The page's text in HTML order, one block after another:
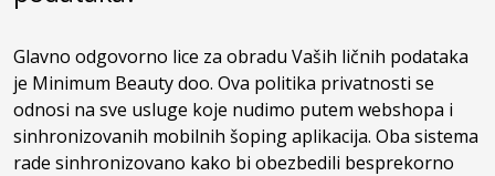
Glavno odgovorno lice za obradu Vaših ličnih podataka
je Minimum Beauty doo. Ova politika privatnosti se
odnosi na sve usluge koje nudimo putem webshopa i
sinhronizovanih mobilnih šoping aplikacija. Oba sistema
rade sinhronizovano kako bi obezbedili besprekorno